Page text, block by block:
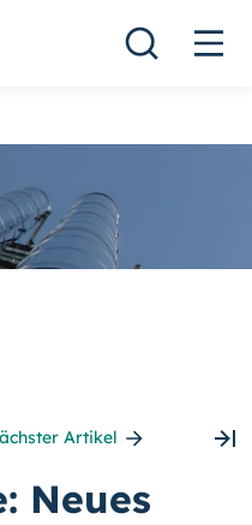
Artikel
Neues